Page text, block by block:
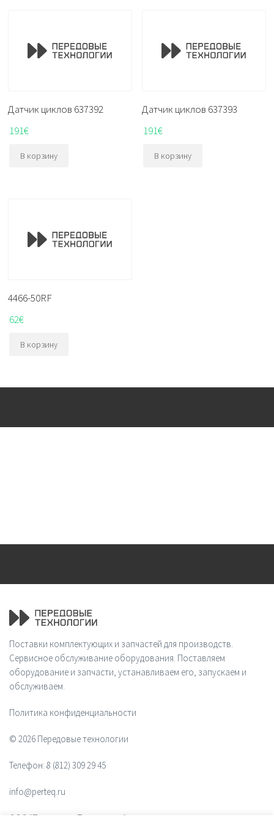
Датчик циклов 637392
191€
В корзину
Датчик циклов 637393
191€
В корзину
4466-50RF
62€
В корзину
Поставки комплектующих и запчастей для производств.
Сервисное обслуживание оборудования. Поставляем
оборудование и запчасти, устанавливаем его, запускаем и
обслуживаем.
Политика конфиденциальности
© 2026 Передовые технологии
Телефон: 8 (812) 309 29 45
info@perteq.ru
ООО "Передовые Технологии"